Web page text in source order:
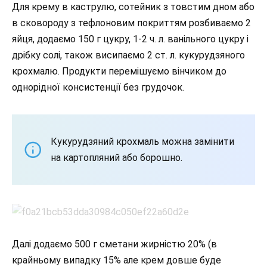
Для крему в каструлю, сотейник з товстим дном або
в сковороду з тефлоновим покриттям розбиваємо 2
яйця, додаємо 150 г цукру, 1-2 ч. л. ванільного цукру і
дрібку солі, також висипаємо 2 ст. л. кукурудзяного
крохмалю. Продукти перемішуємо вінчиком до
однорідної консистенції без грудочок.
Кукурудзяний крохмаль можна замінити
на картопляний або борошно.
Далі додаємо 500 г сметани жирністю 20% (в
крайньому випадку 15% але крем довше буде